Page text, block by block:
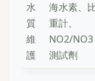
水
質
維
護
海水素、
重計、
NO2/NO3
測試劑